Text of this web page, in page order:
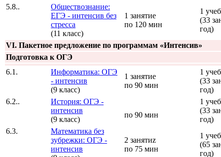
5.8..
Обществознание:
ЕГЭ - интенсив без
стресса
(11 класс)
1 занятие
по 120 мин
1
(33
год)
VI. Пакетное предложение по программам «Интенсив»
Подготовка к ОГЭ
6.1.
Информатика: ОГЭ
- интенсив
(9 класс)
1 занятие
по 90 мин
1
(33
год)
6.2..
История: ОГЭ -
интенсив
(9 класс)
по 90 мин
1
(33
год)
6.3.
Математика без
зубрежки: ОГЭ -
интенсив
2 занятиz
по 75 мин
1
(65
год)